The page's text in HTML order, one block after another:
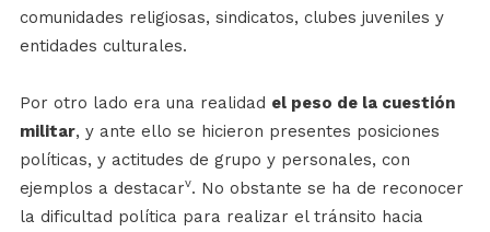
comunidades religiosas, sindicatos, clubes juveniles y
entidades culturales.
Por otro lado era una realidad el peso de la cuestión
militar, y ante ello se hicieron presentes posiciones
políticas, y actitudes de grupo y personales, con
ejemplos a destacarv. No obstante se ha de reconocer
la dificultad política para realizar el tránsito hacia